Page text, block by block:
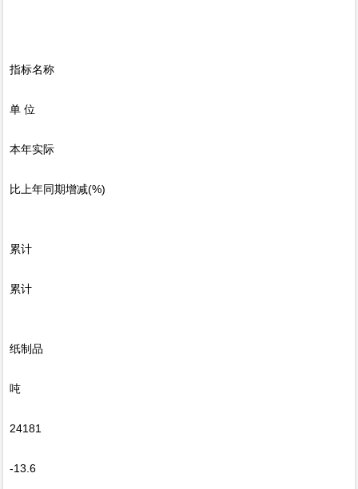
指标名称
单 位
本年实际
比上年同期增减(%)
累计
累计
纸制品
吨
24181
-13.6